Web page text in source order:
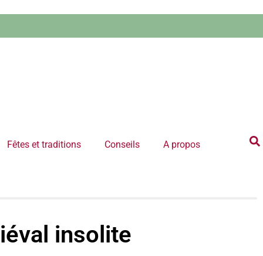
Fêtes et traditions Conseils A propos
insolite